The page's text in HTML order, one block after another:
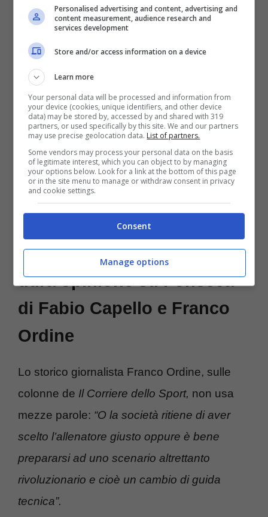
Baroni, in quella che sembra essere già una
la sosta per le nazionali e lì potrebbero
arrivare delle decisioni clamorose e
impopolari. Adanalizzare la situazione in
casa rossonera, come riportato dai colleghi
calciomercato.it,
sono stati anche due big
dell’ambiente milanista come Franco Ordine
e Fabio Capello. In certi punti le idee
convergono.
Il Milan è allo sbando: la
dura opinione su Fonseca
di Fabio Capello e Franco
Ordine
Lo storico giornalista Franco Ordine, sulle
colonne de Il Corriere dello Sport, non usa
mezze parole: “O la società ritiene di aver
scelto l’allenatore giusto oppure è bene
prepararsi ad uno scenario altrettanto
rivoluzionario e cioè un cambio di guida
tecnica”.
Personalised advertising and content, advertising and
content measurement, audience research and
services development
Store and/or access information on a device
Learn more
Your personal data will be processed and information from
your device (cookies, unique identifiers, and other device
data) may be stored by, accessed by and shared with 319
partners, or used specifically by this site. We and our partners
may use precise geolocation data. List of partners.
Some vendors may process your personal data on the basis
of legitimate interest, which you can object to by managing
your options below. Look for a link at the bottom of this page
or in the site menu to manage or withdraw consent in privacy
and cookie settings.
Consent
Manage options